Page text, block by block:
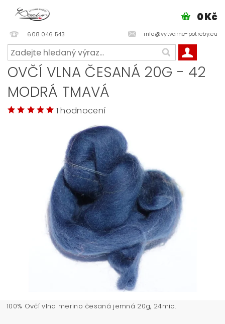
608 046 543 info@vytvarne-potreby.eu
0 Kč
OVČÍ VLNA ČESANÁ 20G - 42
MODRÁ TMAVÁ
1 hodnocení
100% Ovčí vlna merino česaná jemná 20g, 24mic.